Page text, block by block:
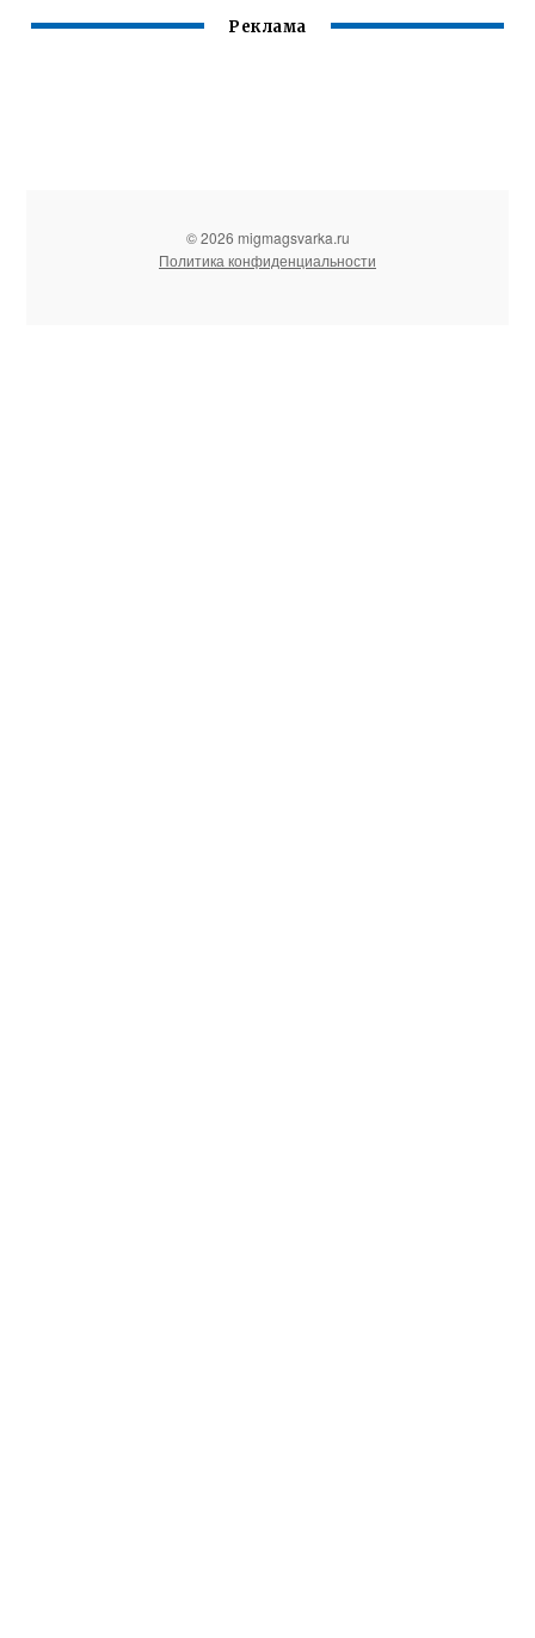
Реклама
© 2026 migmagsvarka.ru
Политика конфиденциальности